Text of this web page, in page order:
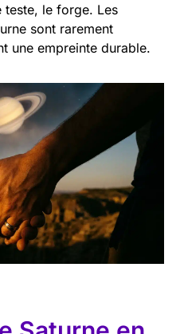
teste, le forge. Les
sont rarement
une empreinte durable.